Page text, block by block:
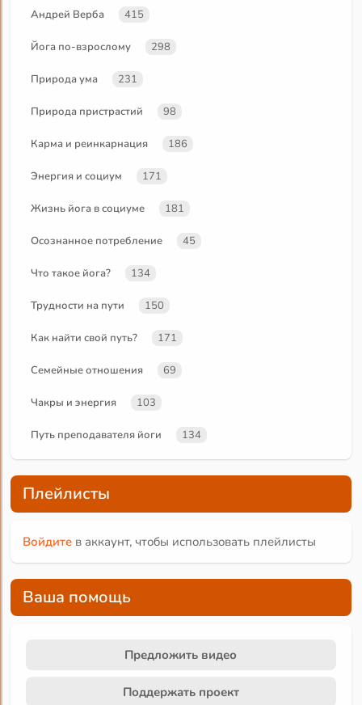
Андрей Верба 415
Йога по-взрослому 298
Природа ума 231
Природа пристрастий 98
Карма и реинкарнация 186
Энергия и социум 171
Жизнь йога в социуме 181
Осознанное потребление 45
Что такое йога? 134
Трудности на пути 150
Как найти свой путь? 171
Семейные отношения 69
Чакры и энергия 103
Путь преподавателя йоги 134
Плейлисты
Войдите в аккаунт, чтобы использовать плейлисты
Ваша помощь
Предложить видео
Поддержать проект